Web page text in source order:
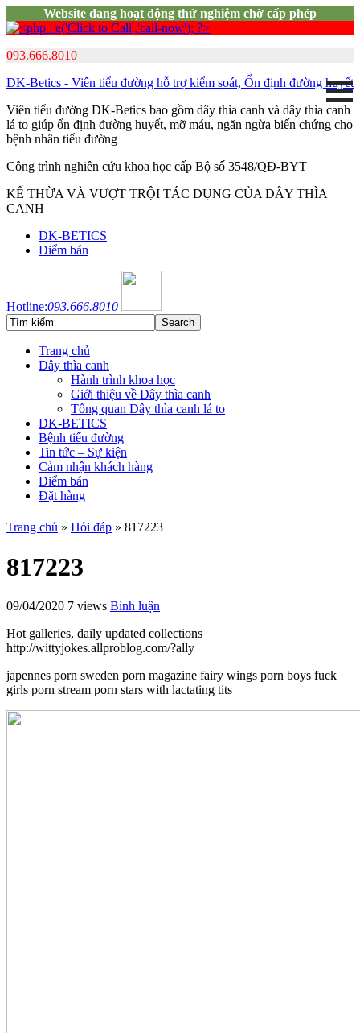
Website đang hoạt động thử nghiệm chờ cấp phép
093.666.8010
DK-Betics - Viên tiểu đường hỗ trợ kiểm soát, Ổn định đường huyết
Viên tiểu đường DK-Betics bao gồm dây thìa canh và dây thìa canh
lá to giúp ổn định đường huyết, mỡ máu, ngăn ngừa biến chứng cho
bệnh nhân tiểu đường
Công trình nghiên cứu khoa học cấp Bộ số 3548/QĐ-BYT
KẾ THỪA VÀ VƯỢT TRỘI TÁC DỤNG CỦA DÂY THÌA
CANH
DK-BETICS
Điểm bán
Hotline:093.666.8010
Trang chủ
Dây thìa canh
Hành trình khoa học
Giới thiệu về Dây thìa canh
Tổng quan Dây thìa canh lá to
DK-BETICS
Bệnh tiểu đường
Tin tức – Sự kiện
Cảm nhận khách hàng
Điểm bán
Đặt hàng
Trang chủ » Hỏi đáp » 817223
817223
09/04/2020 7 views Bình luận
Hot galleries, daily updated collections
http://wittyjokes.allproblog.com/?ally
japennes porn sweden porn magazine fairy wings porn boys fuck
girls porn stream porn stars with lactating tits